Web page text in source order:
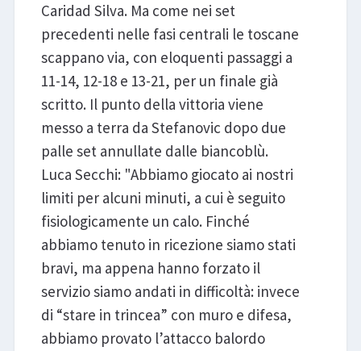
Caridad Silva. Ma come nei set
precedenti nelle fasi centrali le toscane
scappano via, con eloquenti passaggi a
11-14, 12-18 e 13-21, per un finale già
scritto. Il punto della vittoria viene
messo a terra da Stefanovic dopo due
palle set annullate dalle biancoblù.
Luca Secchi: "Abbiamo giocato ai nostri
limiti per alcuni minuti, a cui è seguito
fisiologicamente un calo. Finché
abbiamo tenuto in ricezione siamo stati
bravi, ma appena hanno forzato il
servizio siamo andati in difficoltà: invece
di “stare in trincea” con muro e difesa,
abbiamo provato l’attacco balordo